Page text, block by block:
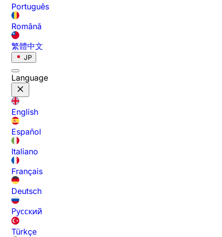
Português
Română
繁體中文
JP
Language
English
Español
Italiano
Français
Deutsch
Русский
Türkçe